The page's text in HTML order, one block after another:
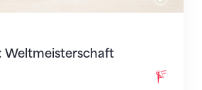
Weltmeisterschaft